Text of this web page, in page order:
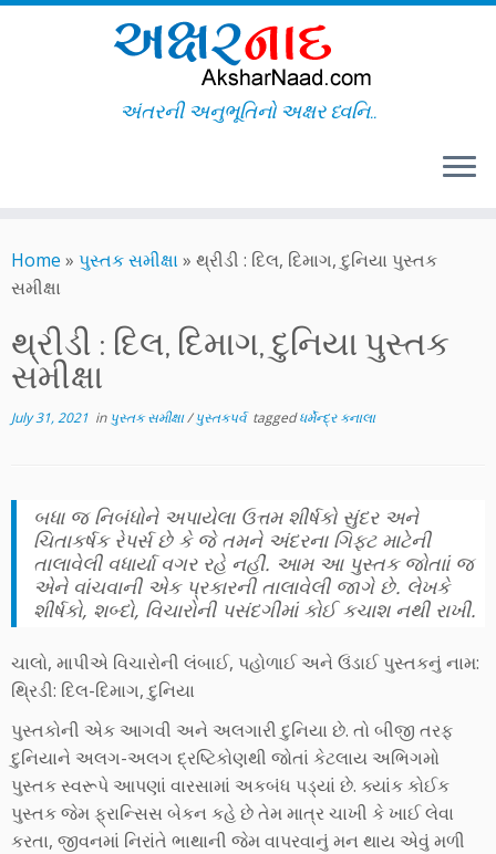
to
content
અંતરની અનુભૂતિનો અક્ષર ધ્વનિ..
Home » પુસ્તક સમીક્ષા» થ્રીડી : દિલ, દિમાગ, દુનિયા પુસ્તક
સમીક્ષા
થ્રીડી : દિલ, દિમાગ, દુનિયા પુસ્તક
સમીક્ષા
July 31, 2021 in પુસ્તક સમીક્ષા/પુસ્તકપર્વ taggedધર્મેન્દ્ર કનાલા
બધા જ નિબંધોને અપાયેલા ઉત્તમ શીર્ષકો સુંદર અને
ચિતાકર્ષક રેપર્સ છે કે જે તમને અંદરના ગિફ્ટ માટેની
તાલાવેલી વધાર્યા વગર રહે નહીં. આમ આ પુસ્તક જોતાાં જ
એને વાંચવાની એક પ્રકારની તાલાવેલી જાગે છે. લેખકે
શીર્ષકો, શબ્દો, વિચારોની પસંદગીમાં કોઈ કચાશ નથી રાખી.
ચાલો, માપીએ વિચારોની લંબાઈ, પહોળાઈ અને ઉંડાઈ પુસ્તકનું નામ:
થ્રિડી: દિલ-દિમાગ, દુનિયા
પુસ્તકોની એક આગવી અને અલગારી દુનિયા છે. તો બીજી તરફ
દુનિયાને અલગ-અલગ દ્રષ્ટિકોણથી જોતાં કેટલાય અભિગમો
પુસ્તક સ્વરૂપે આપણાં વારસામાં અકબંધ પડ્યાં છે. ક્યાંક કોઈક
પુસ્તક જેમ ફ્રાન્સિસ બેકન કહે છે તેમ માત્ર ચાખી કે ખાઈ લેવા
કરતા, જીવનમાં નિરાંતે ભાથાની જેમ વાપરવાનું મન થાય એવું મળી